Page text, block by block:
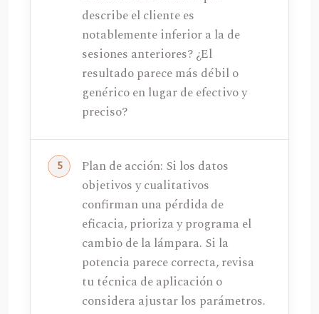
describe el cliente es
notablemente inferior a la de
sesiones anteriores? ¿El
resultado parece más débil o
genérico en lugar de efectivo y
preciso?
Plan de acción: Si los datos
objetivos y cualitativos
confirman una pérdida de
eficacia, prioriza y programa el
cambio de la lámpara. Si la
potencia parece correcta, revisa
tu técnica de aplicación o
considera ajustar los parámetros.